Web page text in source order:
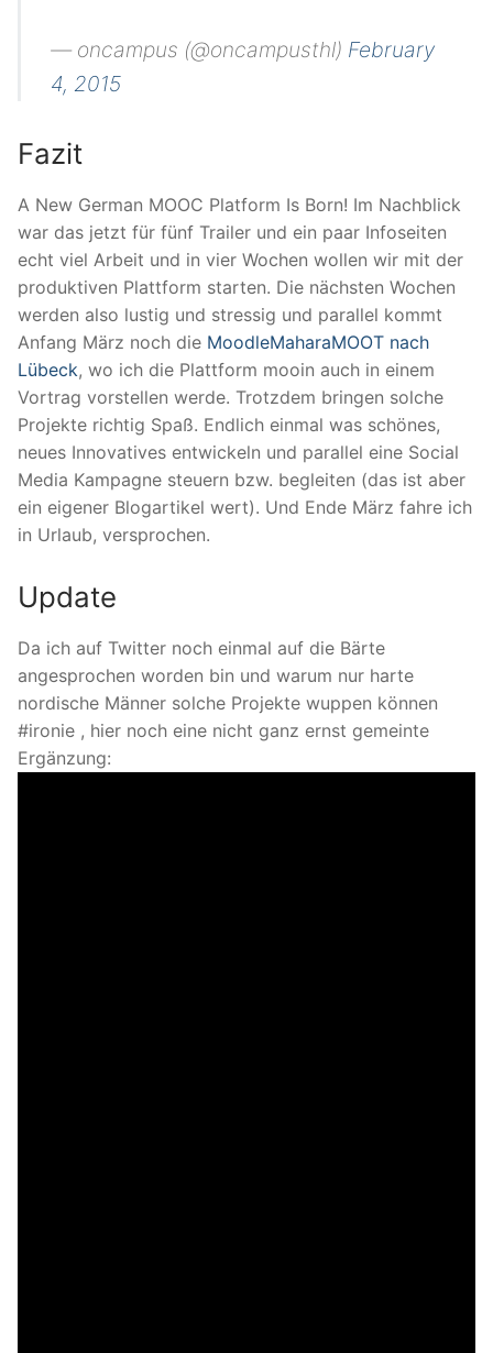
— oncampus (@oncampusthl) February
4, 2015
Fazit
A New German MOOC Platform Is Born! Im Nachblick
war das jetzt für fünf Trailer und ein paar Infoseiten
echt viel Arbeit und in vier Wochen wollen wir mit der
produktiven Plattform starten. Die nächsten Wochen
werden also lustig und stressig und parallel kommt
Anfang März noch die MoodleMaharaMOOT nach
Lübeck, wo ich die Plattform mooin auch in einem
Vortrag vorstellen werde. Trotzdem bringen solche
Projekte richtig Spaß. Endlich einmal was schönes,
neues Innovatives entwickeln und parallel eine Social
Media Kampagne steuern bzw. begleiten (das ist aber
ein eigener Blogartikel wert). Und Ende März fahre ich
in Urlaub, versprochen.
Update
Da ich auf Twitter noch einmal auf die Bärte
angesprochen worden bin und warum nur harte
nordische Männer solche Projekte wuppen können
#ironie , hier noch eine nicht ganz ernst gemeinte
Ergänzung: